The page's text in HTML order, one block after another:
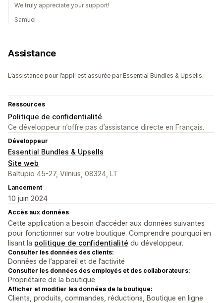
We truly appreciate your support!
Samuel
Assistance
L’assistance pour l’appli est assurée par Essential Bundles & Upsells.
Ressources
Politique de confidentialité
Ce développeur n’offre pas d’assistance directe en Français.
Développeur
Essential Bundles & Upsells
Site web
Baltupio 45-27, Vilnius, 08324, LT
Lancement
10 juin 2024
Accès aux données
Cette application a besoin d’accéder aux données suivantes
pour fonctionner sur votre boutique. Comprendre pourquoi en
lisant la politique de confidentialité du développeur.
Consulter les données des clients:
Données de l’appareil et de l’activité
Consulter les données des employés et des collaborateurs:
Propriétaire de la boutique
Afficher et modifier les données de la boutique:
Clients, produits, commandes, réductions, Boutique en ligne